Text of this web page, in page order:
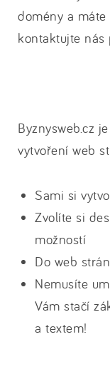
domény a
kontaktujte nás
Byznysweb.cz
vytvoření web
Sami si
Zvolíte si
možností
Do web
Nemusíte
Vám stačí
a textem!